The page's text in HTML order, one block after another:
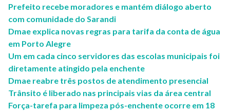
Prefeito recebe moradores e mantém diálogo aberto
com comunidade do Sarandi
Dmae explica novas regras para tarifa da conta de água
em Porto Alegre
Um em cada cinco servidores das escolas municipais foi
diretamente atingido pela enchente
Dmae reabre três postos de atendimento presencial
Trânsito é liberado nas principais vias da área central
Força-tarefa para limpeza pós-enchente ocorre em 18